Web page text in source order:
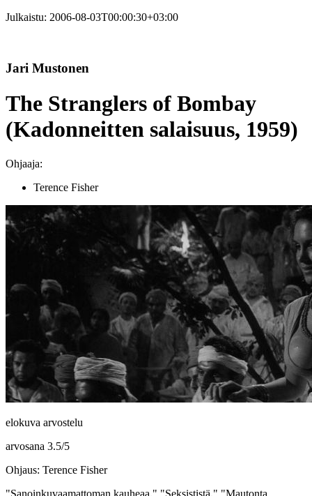
Julkaistu: 2006-08-03T00:00:30+03:00
Jari Mustonen
The Stranglers of Bombay
(Kadonneitten salaisuus, 1959)
Ohjaaja:
Terence Fisher
elokuva arvostelu
arvosana 3.5/5
Ohjaus: Terence Fisher
"Sanoinkuvaamattoman kauheaa." "Seksististä." "Mautonta